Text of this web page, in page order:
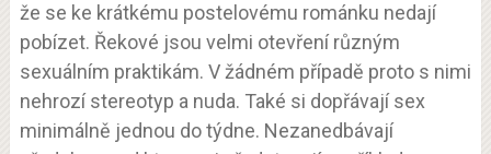
že se ke krátkému postelovému románku nedají
pobízet. Řekové jsou velmi otevření různým
sexuálním praktikám. V žádném případě proto s nimi
nehrozí stereotyp a nuda. Také si dopřávají sex
minimálně jednou do týdne. Nezanedbávají